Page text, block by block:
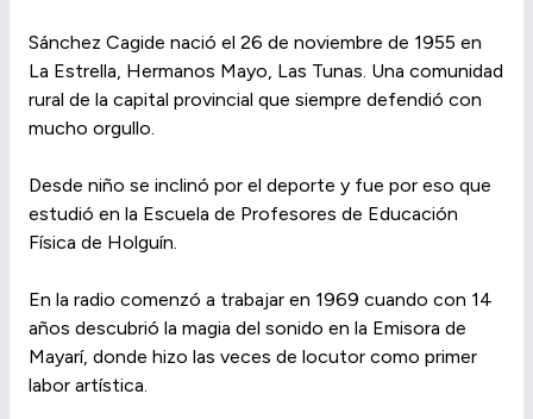
Sánchez Cagide nació el 26 de noviembre de 1955 en
La Estrella, Hermanos Mayo, Las Tunas. Una comunidad
rural de la capital provincial que siempre defendió con
mucho orgullo.
Desde niño se inclinó por el deporte y fue por eso que
estudió en la Escuela de Profesores de Educación
Física de Holguín.
En la radio comenzó a trabajar en 1969 cuando con 14
años descubrió la magia del sonido en la Emisora de
Mayarí, donde hizo las veces de locutor como primer
labor artística.